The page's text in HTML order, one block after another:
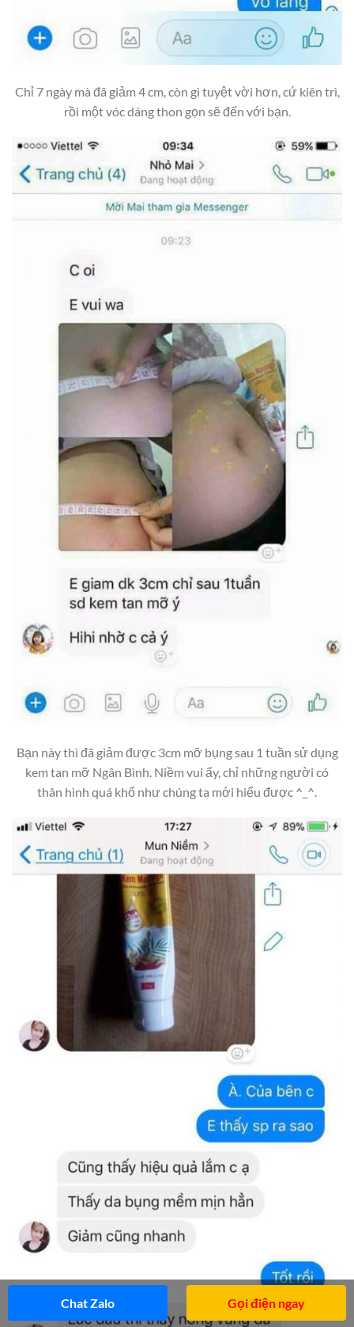
Chỉ 7 ngày mà đã giảm 4 cm, còn gì tuyệt vời hơn, cứ kiên trì,
rồi một vóc dáng thon gọn sẽ đến với bạn.
Bạn này thì đã giảm được 3cm mỡ bụng sau 1 tuần sử dụng
kem tan mỡ Ngân Bình. Niềm vui ấy, chỉ những người có
thân hình quá khổ như chúng ta mới hiểu được ^_^.
Chat Zalo Gọi điện ngay